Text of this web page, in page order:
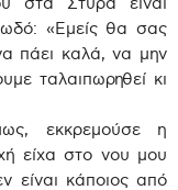
«Εμείς θα σας
πάει καλά, να μην
ταλαιπωρηθεί κι
εκκρεμούσε η
είχα στο νου μου
είναι κάποιος από